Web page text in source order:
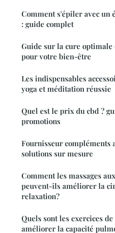
Comment s'épiler avec un
: guide complet
Guide sur la cure optimale
pour votre bien-être
Les indispensables
yoga et méditation réussie
Quel est le prix du cbd ?
promotions
Fournisseur compléments
solutions sur mesure
Comment les massages
peuvent-ils améliorer la
relaxation?
Quels sont les exercices
améliorer la capacité